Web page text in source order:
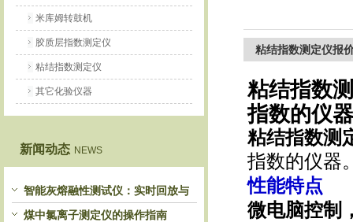
米库姆转鼓机
胶质层指数测定仪
粘结指数测定仪
其它化验仪器
新闻动态 NEWS
智能灰熔融性测试仪：实时回放与
历史分析，解锁灰熔特性精准洞察
煤中氯离子测定仪的操作指南
粘结指数测定仪报
粘结指数
指数的仪
粘结指数测
指数的仪器
性能特点
微电脑控制